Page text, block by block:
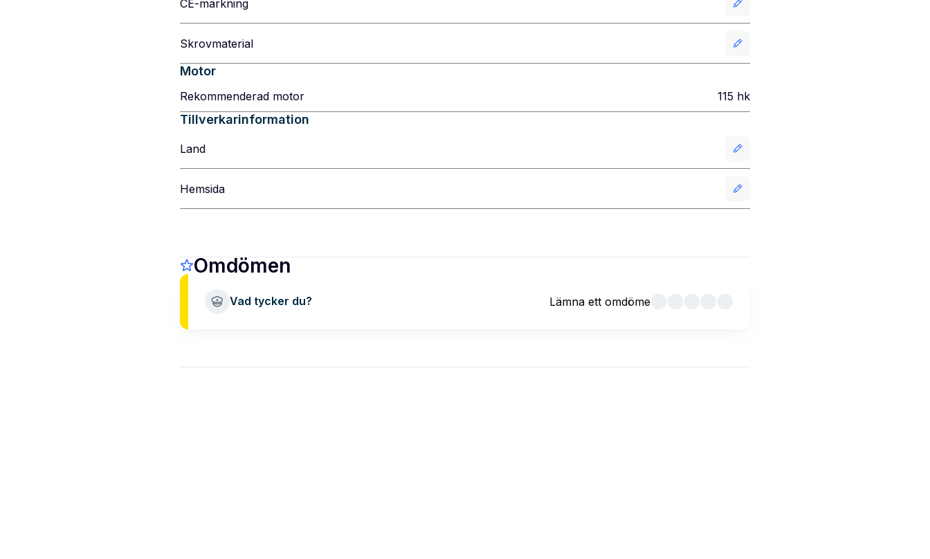
CE-märkning
Skrovmaterial
Motor
Rekommenderad motor 115 hk
Tillverkarinformation
Land
Hemsida
Omdömen
Vad tycker du? Lämna ett omdöme